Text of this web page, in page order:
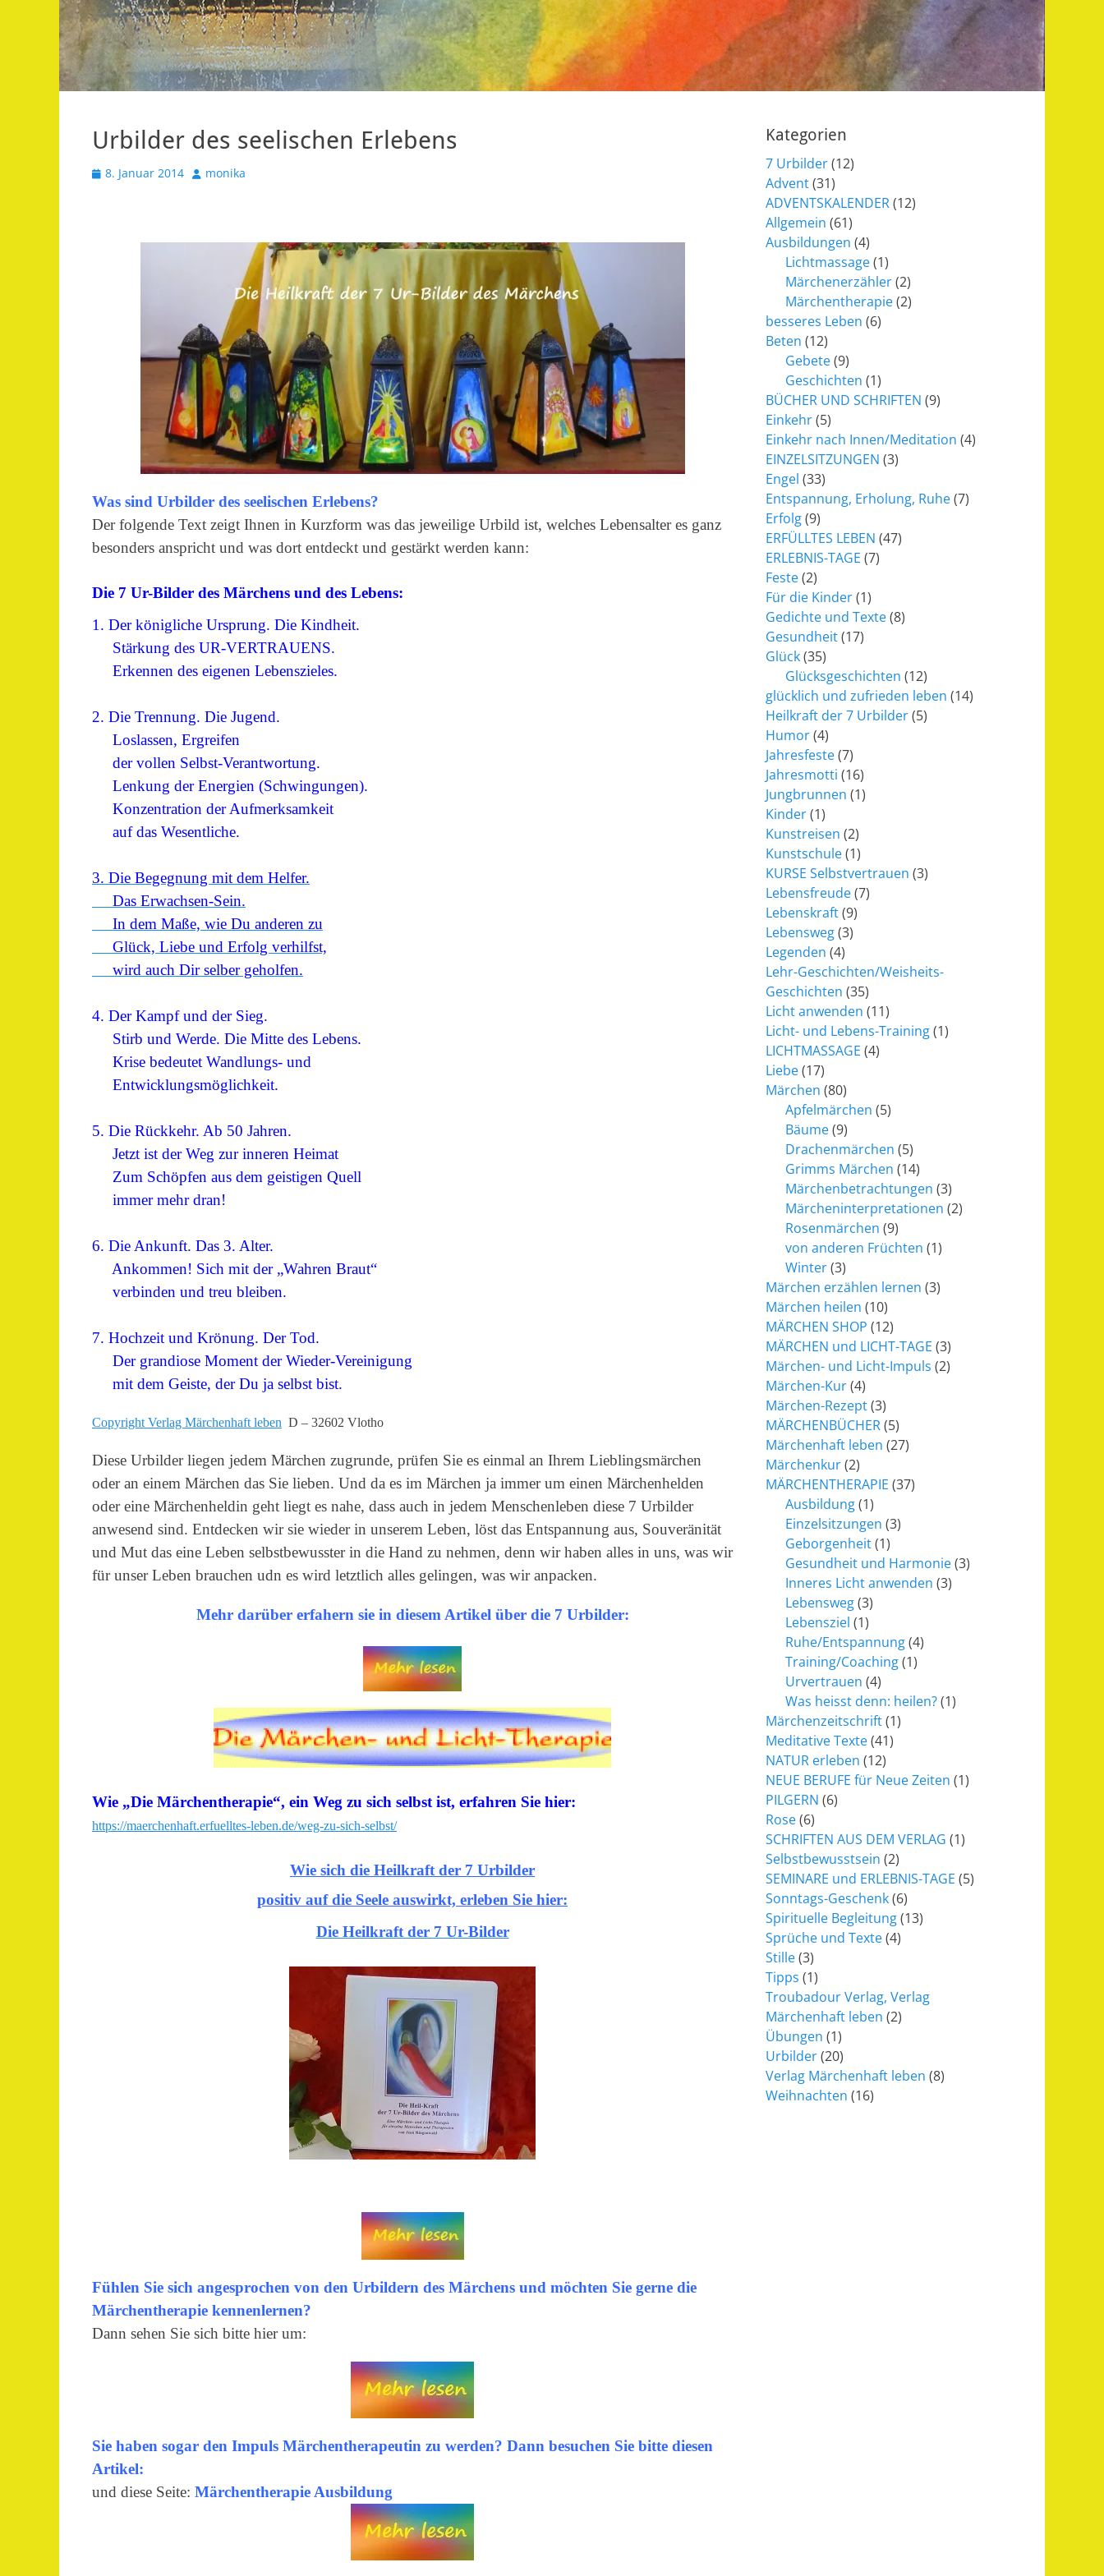
Urbilder des seelischen Erlebens
Veröffentlicht
8. Januar 2014 Autormonika
Was sind Urbilder des seelischen Erlebens?
Der folgende Text zeigt Ihnen in Kurzform was das jeweilige Urbild ist, welches Lebensalter es ganz
besonders anspricht und was dort entdeckt und gestärkt werden kann:
Die 7 Ur-Bilder des Märchens und des Lebens:
1. Der königliche Ursprung. Die Kindheit.
Stärkung des UR-VERTRAUENS.
Erkennen des eigenen Lebenszieles.
2. Die Trennung. Die Jugend.
Loslassen, Ergreifen
der vollen Selbst-Verantwortung.
Lenkung der Energien (Schwingungen).
Konzentration der Aufmerksamkeit
auf das Wesentliche.
3. Die Begegnung mit dem Helfer.
Das Erwachsen-Sein.
In dem Maße, wie Du anderen zu
Glück, Liebe und Erfolg verhilfst,
wird auch Dir selber geholfen.
4. Der Kampf und der Sieg.
Stirb und Werde. Die Mitte des Lebens.
Krise bedeutet Wandlungs- und
Entwicklungsmöglichkeit.
5. Die Rückkehr. Ab 50 Jahren.
Jetzt ist der Weg zur inneren Heimat
Zum Schöpfen aus dem geistigen Quell
immer mehr dran!
6. Die Ankunft. Das 3. Alter.
Ankommen! Sich mit der „Wahren Braut“
verbinden und treu bleiben.
7. Hochzeit und Krönung. Der Tod.
Der grandiose Moment der Wieder-Vereinigung
mit dem Geiste, der Du ja selbst bist.
Copyright Verlag Märchenhaft leben D – 32602 Vlotho
Diese Urbilder liegen jedem Märchen zugrunde, prüfen Sie es einmal an Ihrem Lieblingsmärchen
oder an einem Märchen das Sie lieben. Und da es im Märchen ja immer um einen Märchenhelden
oder eine Märchenheldin geht liegt es nahe, dass auch in jedem Menschenleben diese 7 Urbilder
anwesend sind. Entdecken wir sie wieder in unserem Leben, löst das Entspannung aus, Souveränität
und Mut das eine Leben selbstbewusster in die Hand zu nehmen, denn wir haben alles in uns, was wir
für unser Leben brauchen udn es wird letztlich alles gelingen, was wir anpacken.
Mehr darüber erfahern sie in diesem Artikel über die 7 Urbilder:
Wie „Die Märchentherapie“, ein Weg zu sich selbst ist, erfahren Sie hier:
https://maerchenhaft.erfuelltes-leben.de/weg-zu-sich-selbst/
Wie sich die Heilkraft der 7 Urbilder
positiv auf die Seele auswirkt, erleben Sie hier:
Die Heilkraft der 7 Ur-Bilder
Fühlen Sie sich angesprochen von den Urbildern des Märchens und möchten Sie gerne die
Märchentherapie kennenlernen?
Dann sehen Sie sich bitte hier um:
Sie haben sogar den Impuls Märchentherapeutin zu werden? Dann besuchen Sie bitte diesen
Artikel:
und diese Seite: Märchentherapie Ausbildung
Kategorien
7 Urbilder(12)
Advent(31)
ADVENTSKALENDER(12)
Allgemein (61)
Ausbildungen (4)
Lichtmassage(1)
Märchenerzähler(2)
Märchentherapie(2)
besseres Leben (6)
Beten (12)
Gebete(9)
Geschichten (1)
BÜCHER UND SCHRIFTEN (9)
Einkehr(5)
Einkehr nach Innen/Meditation (4)
EINZELSITZUNGEN (3)
Engel (33)
Entspannung, Erholung, Ruhe(7)
Erfolg(9)
ERFÜLLTES LEBEN (47)
ERLEBNIS-TAGE (7)
Feste(2)
Für die Kinder(1)
Gedichte und Texte(8)
Gesundheit(17)
Glück(35)
Glücksgeschichten (12)
glücklich und zufrieden leben (14)
Heilkraft der 7 Urbilder(5)
Humor(4)
Jahresfeste(7)
Jahresmotti (16)
Jungbrunnen (1)
Kinder(1)
Kunstreisen (2)
Kunstschule(1)
KURSE Selbstvertrauen (3)
Lebensfreude(7)
Lebenskraft(9)
Lebensweg(3)
Legenden (4)
Lehr-Geschichten/Weisheits-
Geschichten (35)
Licht anwenden (11)
Licht- und Lebens-Training(1)
LICHTMASSAGE (4)
Liebe(17)
Märchen (80)
Apfelmärchen (5)
Bäume(9)
Drachenmärchen (5)
Grimms Märchen (14)
Märchenbetrachtungen (3)
Märcheninterpretationen (2)
Rosenmärchen (9)
von anderen Früchten (1)
Winter(3)
Märchen erzählen lernen (3)
Märchen heilen (10)
MÄRCHEN SHOP (12)
MÄRCHEN und LICHT-TAGE (3)
Märchen- und Licht-Impuls (2)
Märchen-Kur(4)
Märchen-Rezept(3)
MÄRCHENBÜCHER(5)
Märchenhaft leben (27)
Märchenkur(2)
MÄRCHENTHERAPIE (37)
Ausbildung(1)
Einzelsitzungen (3)
Geborgenheit(1)
Gesundheit und Harmonie(3)
Inneres Licht anwenden (3)
Lebensweg(3)
Lebensziel (1)
Ruhe/Entspannung(4)
Training/Coaching(1)
Urvertrauen (4)
Was heisst denn: heilen?(1)
Märchenzeitschrift(1)
Meditative Texte(41)
NATUR erleben (12)
NEUE BERUFE für Neue Zeiten (1)
PILGERN (6)
Rose(6)
SCHRIFTEN AUS DEM VERLAG (1)
Selbstbewusstsein (2)
SEMINARE und ERLEBNIS-TAGE (5)
Sonntags-Geschenk(6)
Spirituelle Begleitung(13)
Sprüche und Texte(4)
Stille(3)
Tipps (1)
Troubadour Verlag, Verlag
Märchenhaft leben (2)
Übungen (1)
Urbilder(20)
Verlag Märchenhaft leben (8)
Weihnachten (16)